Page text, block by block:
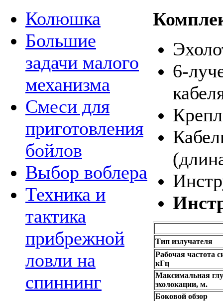
Колюшка
Большие
задачи малого
механизма
Смеси для
приготовления
бойлов
Выбор воблера
Техника и
тактика
прибрежной
ловли на
спиннинг
6-
Тип излучателя
Рабочая частота
кГц
Максимальная
эхолокации, м.
Боковой обзор